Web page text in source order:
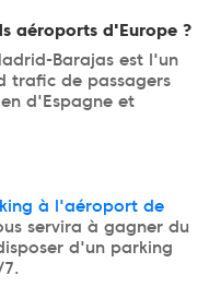
aéroports d'Europe ?
Barajas est l'un
trafic de passagers
d'Espagne et
à l'aéroport de
servira à gagner du
d'un parking
7.